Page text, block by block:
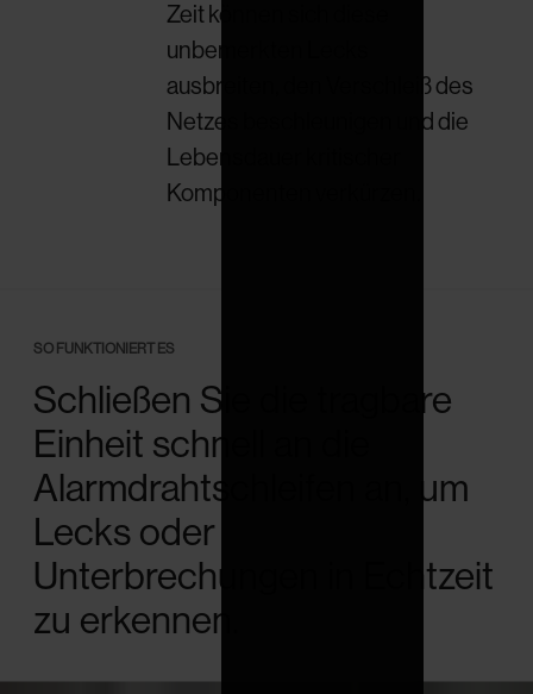
Zeit können sich diese
unbemerkten Lecks
ausbreiten, den Verschleiß des
Netzes beschleunigen und die
Lebensdauer kritischer
Komponenten verkürzen.
SO FUNKTIONIERT ES
Schließen Sie die tragbare
Einheit schnell an die
Alarmdrahtschleifen an, um
Lecks oder
Unterbrechungen in Echtzeit
zu erkennen.